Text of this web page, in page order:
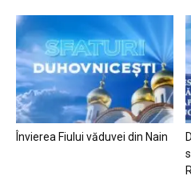
Învierea Fiului văduvei din Nain